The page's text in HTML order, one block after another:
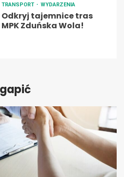
TRANSPORT WYDARZENIA
Odkryj tajemnice tras
MPK Zduńska Wola!